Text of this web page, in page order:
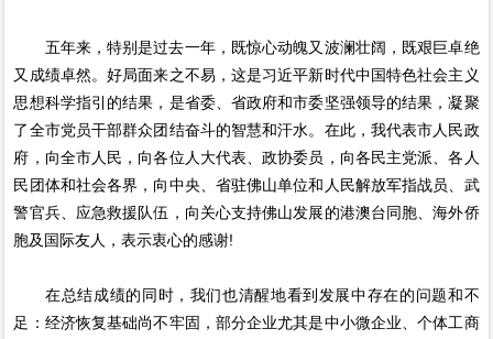
五年来，特别是过去一年，既惊心动魄又波澜壮阔，既艰巨卓绝
又成绩卓然。好局面来之不易，这是习近平新时代中国特色社会主义
思想科学指引的结果，是省委、省政府和市委坚强领导的结果，凝聚
了全市党员干部群众团结奋斗的智慧和汗水。在此，我代表市人民政
府，向全市人民，向各位人大代表、政协委员，向各民主党派、各人
民团体和社会各界，向中央、省驻佛山单位和人民解放军指战员、武
警官兵、应急救援队伍，向关心支持佛山发展的港澳台同胞、海外侨
胞及国际友人，表示衷心的感谢!
在总结成绩的同时，我们也清醒地看到发展中存在的问题和不
足：经济恢复基础尚不牢固，部分企业尤其是中小微企业、个体工商